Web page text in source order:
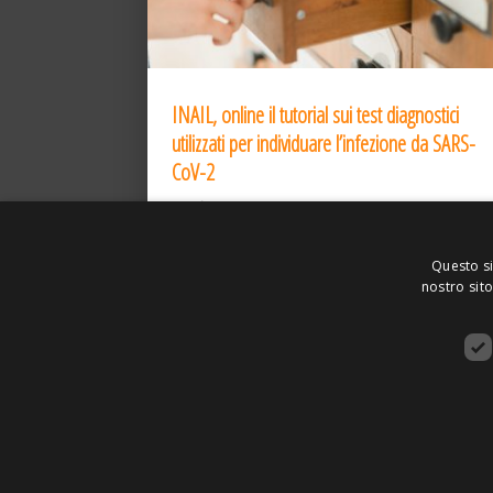
INAIL, online il tutorial sui test diagnostici
utilizzati per individuare l’infezione da SARS-
CoV-2
31 Dic 2020
Questo
nostro